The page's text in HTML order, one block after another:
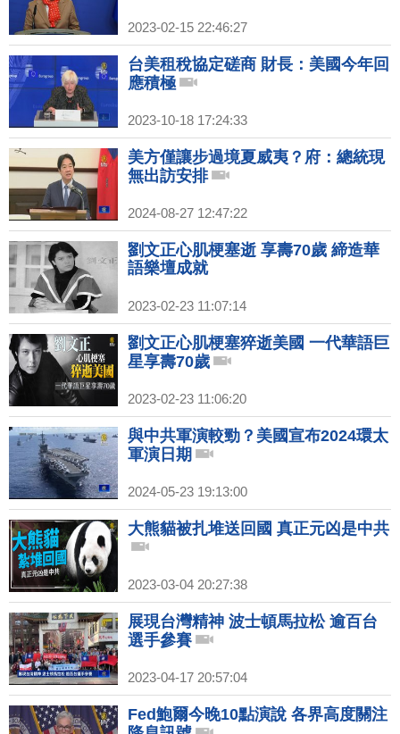
2023-02-15 22:46:27
台美租稅協定磋商 財長：美國今年回
應積極
2023-10-18 17:24:33
美方僅讓步過境夏威夷？府：總統現
無出訪安排
2024-08-27 12:47:22
劉文正心肌梗塞逝 享壽70歲 締造華
語樂壇成就
2023-02-23 11:07:14
劉文正心肌梗塞猝逝美國 一代華語巨
星享壽70歲
2023-02-23 11:06:20
與中共軍演較勁？美國宣布2024環太
軍演日期
2024-05-23 19:13:00
大熊貓被扎堆送回國 真正元凶是中共
2023-03-04 20:27:38
展現台灣精神 波士頓馬拉松 逾百台
選手參賽
2023-04-17 20:57:04
Fed鮑爾今晚10點演說 各界高度關注